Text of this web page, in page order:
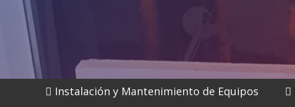
Instalación y Mantenimiento de Equipos